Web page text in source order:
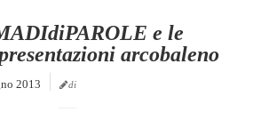
e le
arcobaleno
2013 di